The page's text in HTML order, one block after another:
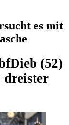
es mit
Dieb (52)
dreister